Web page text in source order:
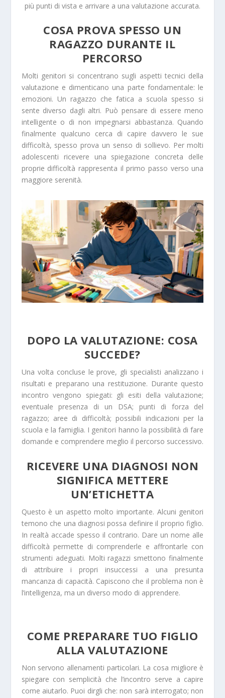
più punti di vista e arrivare a una valutazione accurata.
COSA PROVA SPESSO UN
RAGAZZO DURANTE IL
PERCORSO
Molti genitori si concentrano sugli aspetti tecnici della
valutazione e dimenticano una parte fondamentale: le
emozioni. Un ragazzo che fatica a scuola spesso si
sente diverso dagli altri. Può pensare di essere meno
intelligente o di non impegnarsi abbastanza. Quando
finalmente qualcuno cerca di capire davvero le sue
difficoltà, spesso prova un senso di sollievo. Per molti
adolescenti ricevere una spiegazione concreta delle
proprie difficoltà rappresenta il primo passo verso una
maggiore serenità.
DOPO LA VALUTAZIONE: COSA
SUCCEDE?
Una volta concluse le prove, gli specialisti analizzano i
risultati e preparano una restituzione. Durante questo
incontro vengono spiegati: gli esiti della valutazione;
eventuale presenza di un DSA; punti di forza del
ragazzo; aree di difficoltà; possibili indicazioni per la
scuola e la famiglia. I genitori hanno la possibilità di fare
domande e comprendere meglio il percorso successivo.
RICEVERE UNA DIAGNOSI NON
SIGNIFICA METTERE
UN’ETICHETTA
Questo è un aspetto molto importante. Alcuni genitori
temono che una diagnosi possa definire il proprio figlio.
In realtà accade spesso il contrario. Dare un nome alle
difficoltà permette di comprenderle e affrontarle con
strumenti adeguati. Molti ragazzi smettono finalmente
di attribuire i propri insuccessi a una presunta
mancanza di capacità. Capiscono che il problema non è
l’intelligenza, ma un diverso modo di apprendere.
COME PREPARARE TUO FIGLIO
ALLA VALUTAZIONE
Non servono allenamenti particolari. La cosa migliore è
spiegare con semplicità che l’incontro serve a capire
come aiutarlo. Puoi dirgli che: non sarà interrogato; non